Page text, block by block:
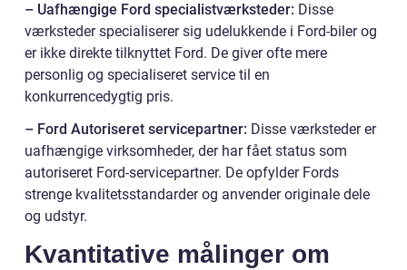
– Uafhængige Ford specialistværksteder: Disse
værksteder specialiserer sig udelukkende i Ford-biler og
er ikke direkte tilknyttet Ford. De giver ofte mere
personlig og specialiseret service til en
konkurrencedygtig pris.
– Ford Autoriseret servicepartner: Disse værksteder er
uafhængige virksomheder, der har fået status som
autoriseret Ford-servicepartner. De opfylder Fords
strenge kvalitetsstandarder og anvender originale dele
og udstyr.
Kvantitative målinger om